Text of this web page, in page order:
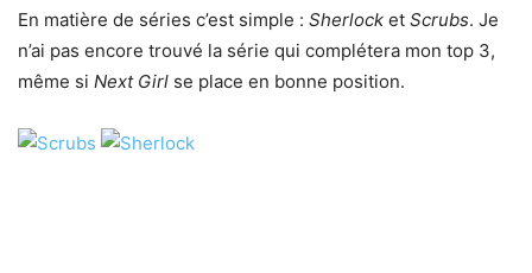
En matière de séries c’est simple : Sherlock et Scrubs. Je
n’ai pas encore trouvé la série qui complétera mon top 3,
même si Next Girl se place en bonne position.